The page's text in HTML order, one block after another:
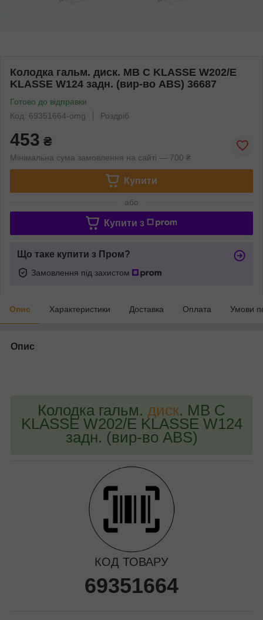
Колодка гальм. диск. MB C KLASSE W202/E
KLASSE W124 задн. (вир-во ABS) 36687
Готово до відправки
Код: 69351664-omg
Роздріб
453 ₴
Мінімальна сума замовлення на сайті — 700 ₴
Купити
або
Купити з
Що таке купити з Пром?
Замовлення під захистом
Опис Характеристики Доставка Оплата Умови
Опис
Колодка гальм. диск. MB C
KLASSE W202/E KLASSE W124
задн. (вир-во ABS)
КОД ТОВАРУ
69351664